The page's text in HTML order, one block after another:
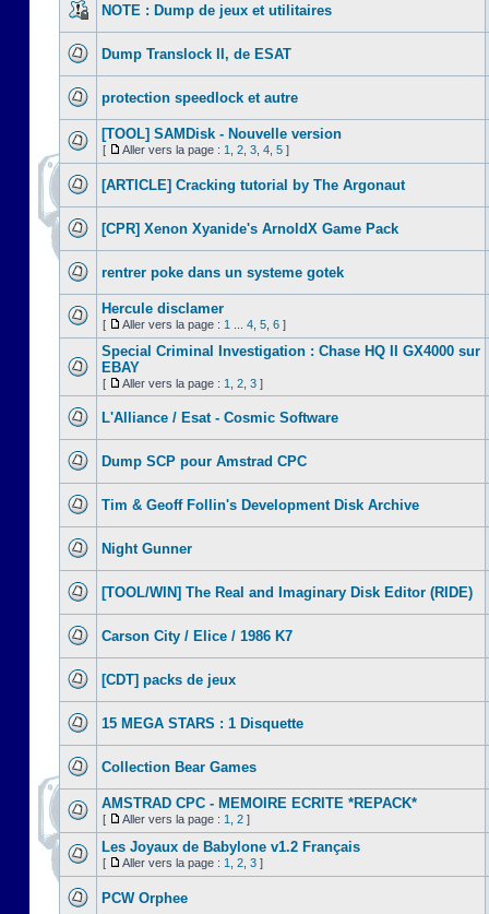
NOTE : Dump de jeux et utilitaires
Dump Translock II, de ESAT
protection speedlock et autre
[TOOL] SAMDisk - Nouvelle version
[ Aller vers la page : 1 2 3 4 5 ]
[ARTICLE] Cracking tutorial by The Argonaut
[CPR] Xenon Xyanide's ArnoldX Game Pack
rentrer poke dans un systeme gotek
Hercule disclamer
[ Aller vers la page : 1 4 5 6 ]
Special Criminal Investigation : Chase HQ II GX4000 sur
EBAY
[ Aller vers la page : 1 2 3 ]
L'Alliance / Esat - Cosmic Software
Dump SCP pour Amstrad CPC
Tim & Geoff Follin's Development Disk Archive
Night Gunner
[TOOL/WIN] The Real and Imaginary Disk Editor (RIDE)
Carson City / Elice / 1986 K7
[CDT] packs de jeux
15 MEGA STARS : 1 Disquette
Collection Bear Games
AMSTRAD CPC - MEMOIRE ECRITE *REPACK*
[ Aller vers la page : 1 2 ]
Les Joyaux de Babylone v1.2 Français
[ Aller vers la page : 1 2 3 ]
PCW Orphee